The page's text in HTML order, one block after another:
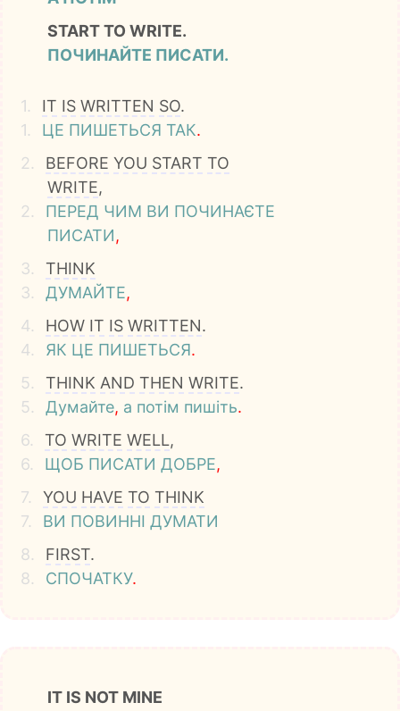
START TO WRITE.
ПОЧИНАЙТЕ ПИСАТИ.
1. IT IS WRITTEN SO.
1.
ЦЕ ПИШЕТЬСЯ ТАК.
2.
BEFORE YOU START TO
WRITE,
2.
ПЕРЕД ЧИМ ВИ ПОЧИНАЄТЕ
ПИСАТИ,
3.
THINK
3.
ДУМАЙТЕ,
4.
HOW IT IS WRITTEN.
4.
ЯК ЦЕ ПИШЕТЬСЯ.
5.
THINK AND THEN WRITE.
5.
Думайте, а потім пишіть.
6.
TO WRITE WELL,
6.
ЩОБ ПИСАТИ ДОБРЕ,
7.
YOU HAVE TO THINK
7.
ВИ ПОВИННІ ДУМАТИ
8.
FIRST.
8.
СПОЧАТКУ.
IT IS NOT MINE